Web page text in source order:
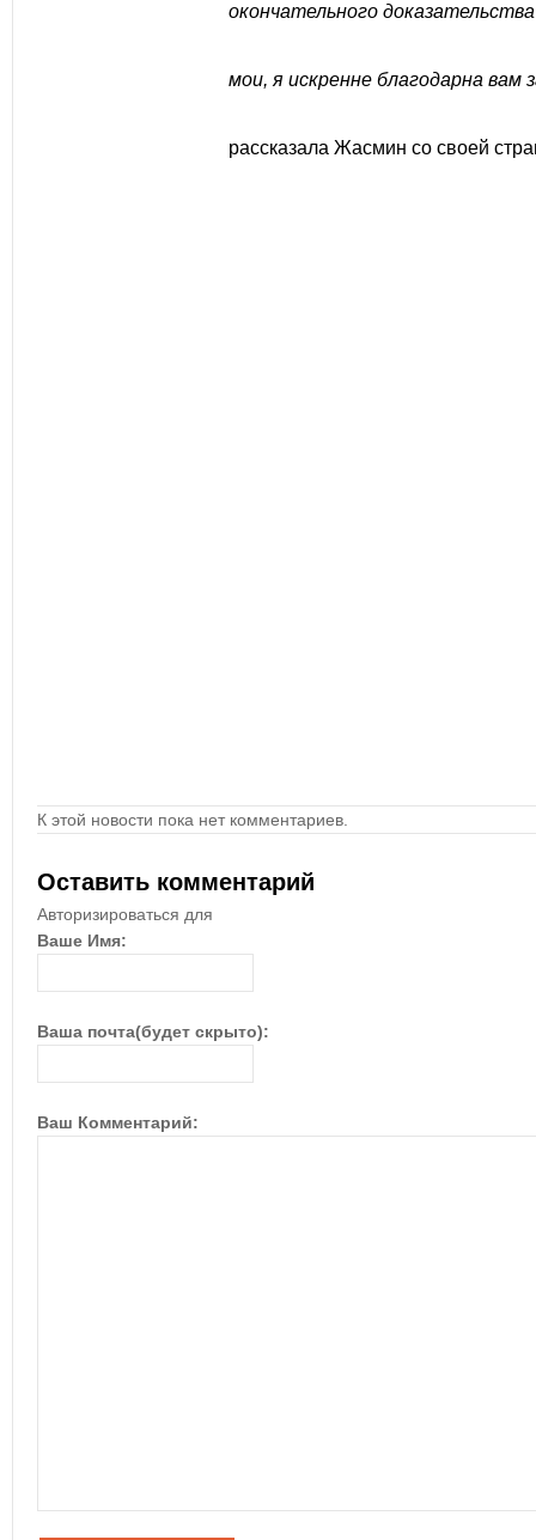
окончательного
мои, я искренне благодарна вам
рассказала Жасмин со своей
К этой новости пока нет комментариев.
Оставить комментарий
Авторизироваться для
Ваше Имя:
Ваша почта(будет скрыто):
Ваш Комментарий: